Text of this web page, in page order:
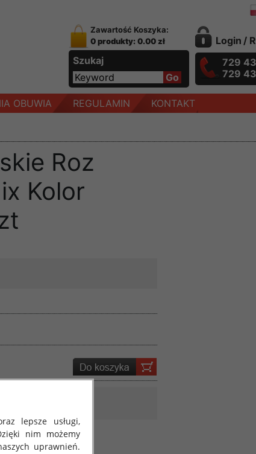
Zawartość Koszyka:
0 produkty: 0.00 zł
Szukaj
Login /
729
729
OBUWIA REGULAMIN KONTAKT
Roz
Kolor
lepsze usługi,
nim możemy
uprawnień.